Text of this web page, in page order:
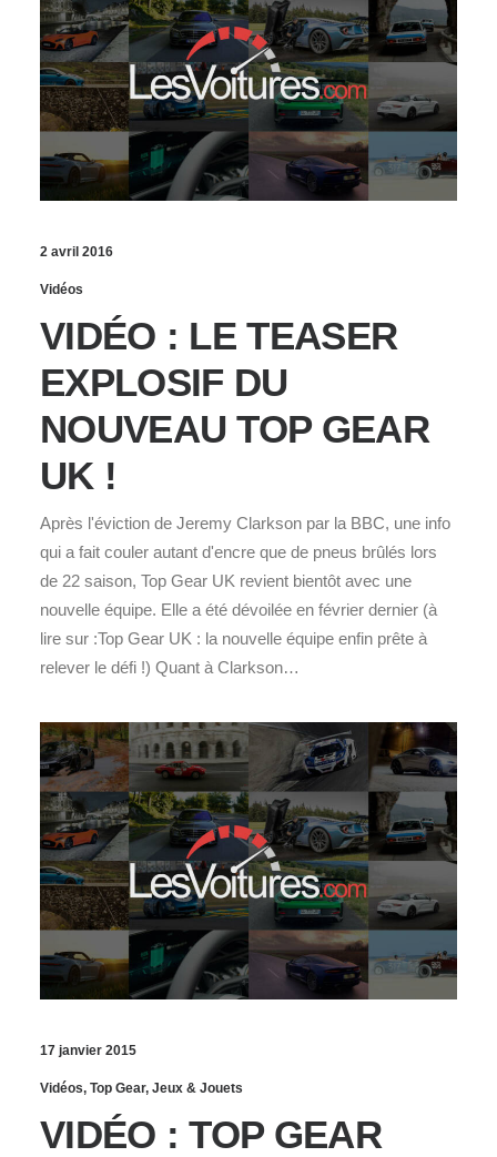
2 avril 2016
Vidéos
VIDÉO : LE TEASER
EXPLOSIF DU
NOUVEAU TOP GEAR
UK !
Après l'éviction de Jeremy Clarkson par la BBC, une info
qui a fait couler autant d'encre que de pneus brûlés lors
de 22 saison, Top Gear UK revient bientôt avec une
nouvelle équipe. Elle a été dévoilée en février dernier (à
lire sur :Top Gear UK : la nouvelle équipe enfin prête à
relever le défi !) Quant à Clarkson…
17 janvier 2015
Vidéos, Top Gear, Jeux & Jouets
VIDÉO : TOP GEAR